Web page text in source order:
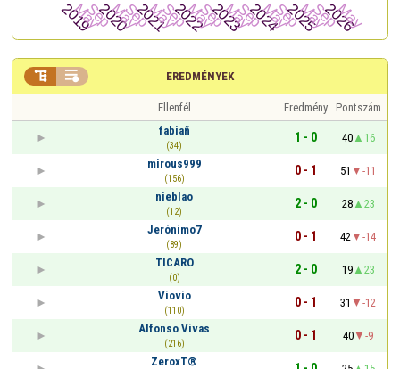
EREDMÉNYEK
 
Ellenfél Eredmény Pontszám
fabiañ
(34)
1 - 0 40
16
mirous999
(156)
0 - 1 51
-11
nieblao
(12)
2 - 0 28
23
Jerónimo7
(89)
0 - 1 42
-14
TICARO
(0)
2 - 0 19
23
Viovio
(110)
0 - 1 31
-12
Alfonso Vivas
(216)
0 - 1 40
-9
ZeroxT®